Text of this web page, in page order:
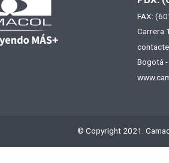
FAX:
Carrera
Bogotá
© Copyright 2021.